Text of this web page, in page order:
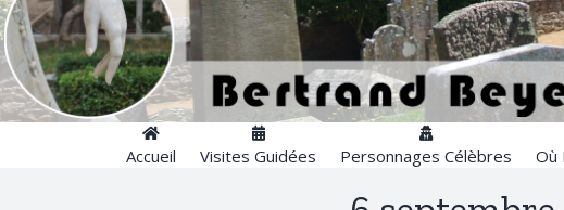
Accueil Visites Guidées Personnages Célèbres Où